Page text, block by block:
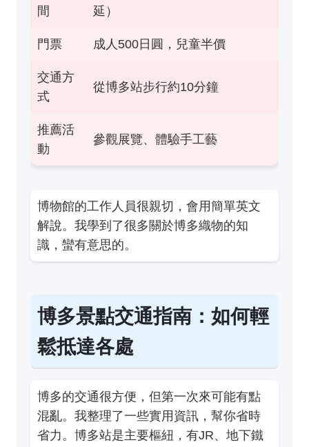
間 延）
門票 成人500日圓，兒童半價
交通方
式
從博多站步行約10分鐘
推薦活
動
參觀展覽、體驗手工藝
博物館的工作人員很親切，會用簡單英文
解說。我學到了很多關於博多織物的知
識，蠻有意思的。
博多景點交通指南：如何輕
鬆抵達各處
博多的交通很方便，但第一次來可能有點
混亂。我整理了一些實用資訊，幫你省時
省力。博多站是主要樞紐，有JR、地下鐵